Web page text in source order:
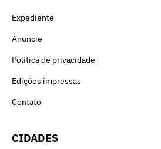
Expediente
Anuncie
Política de privacidade
Edições impressas
Contato
CIDADES